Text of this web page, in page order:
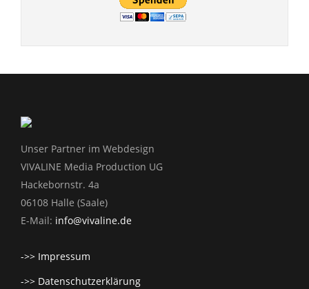
Unser Partner im Webdesign
VIVALINE Media Production UG
Hackebornstr. 4a
06108 Halle (Saale)
E-Mail: info@vivaline.de
->> Impressum
->> Datenschutzerklärung